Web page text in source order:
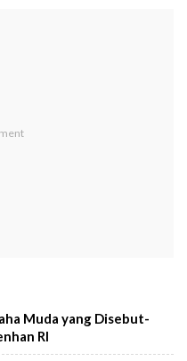
Muda yang Disebut-
RI